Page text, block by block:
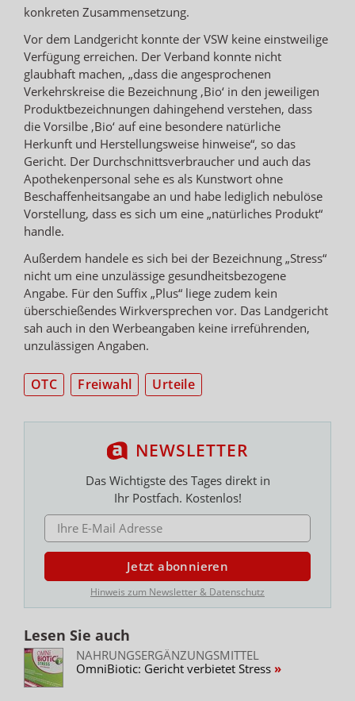
konkreten Zusammensetzung.
Vor dem Landgericht konnte der VSW keine einstweilige
Verfügung erreichen. Der Verband konnte nicht
glaubhaft machen, „dass die angesprochenen
Verkehrskreise die Bezeichnung ‚Bio‘ in den jeweiligen
Produktbezeichnungen dahingehend verstehen, dass
die Vorsilbe ‚Bio‘ auf eine besondere natürliche
Herkunft und Herstellungsweise hinweise“, so das
Gericht. Der Durchschnittsverbraucher und auch das
Apothekenpersonal sehe es als Kunstwort ohne
Beschaffenheitsangabe an und habe lediglich nebulöse
Vorstellung, dass es sich um eine „natürliches Produkt“
handle.
Außerdem handele es sich bei der Bezeichnung „Stress“
nicht um eine unzulässige gesundheitsbezogene
Angabe. Für den Suffix „Plus“ liege zudem kein
überschießendes Wirkversprechen vor. Das Landgericht
sah auch in den Werbeangaben keine irreführenden,
unzulässigen Angaben.
OTC Freiwahl Urteile
NEWSLETTER
Das Wichtigste des Tages direkt in
Ihr Postfach. Kostenlos!
E-MAIL ADRESSE
Jetzt abonnieren
Hinweis zum Newsletter & Datenschutz
Lesen Sie auch
NAHRUNGSERGÄNZUNGSMITTEL
OmniBiotic: Gericht verbietet Stress